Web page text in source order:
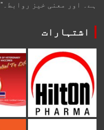
ہے۔ اور معنی خیز روابط۔"
اشتہارات